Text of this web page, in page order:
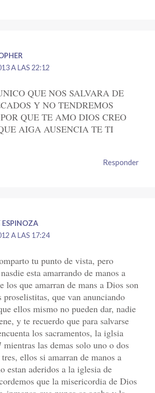
A LAS 22:12
QUE NOS SALVARA DE
Y NO TENDREMOS
QUE TE AMO DIOS CREO
AIGA AUSENCIA TE TI
Responder
ESPINOZA
A LAS 17:24
tu punto de vista, pero
esta amarrando de manos a
los que amarran de mans a Dios son
proselistitas, que van anunciando
ellos mismo no pueden dar, nadie
y te recuerdo que para salvarse
los sacramentos, la iglsia
las demas solo uno o dos
ellos si amarran de manos a
estan aderidos a la iglesia de
que la misericordia de Dios